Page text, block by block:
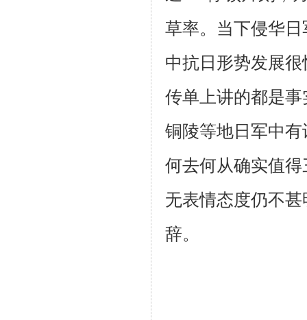
草率。当下侵华
中抗日形势发展
传单上讲的都是
铜陵等地日军中有
何去何从确实值
无表情态度仍不
辞。